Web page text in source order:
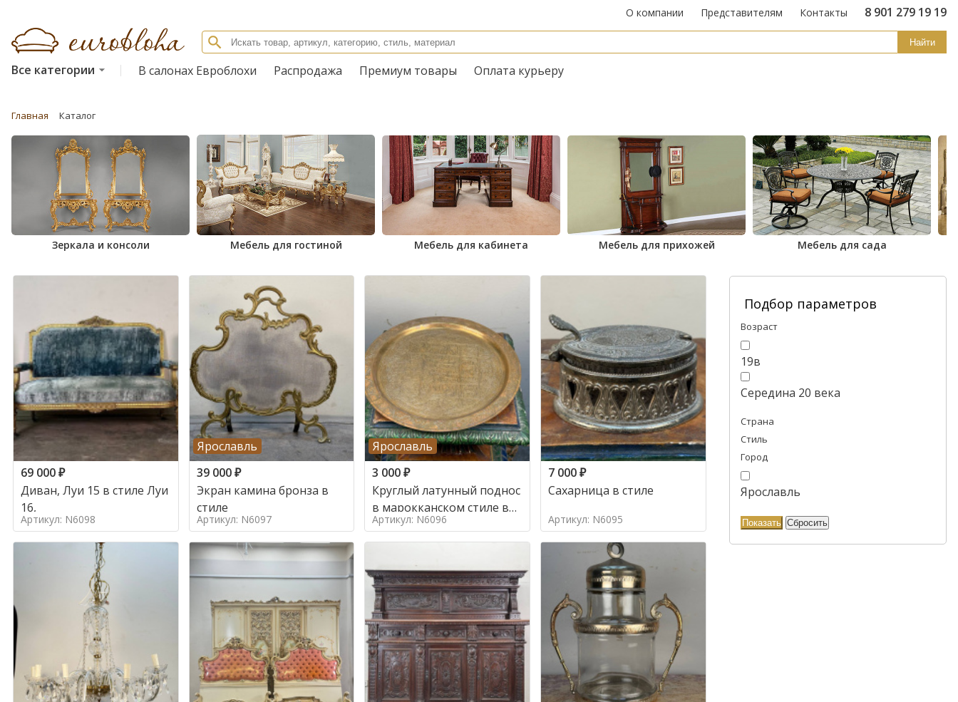
О компании Представителям Контакты 8 901 279 19 19
Найти
Все категории В салонах Евроблохи Распродажа Премиум товары Оплата курьеру
Главная Каталог
Зеркала и консоли Мебель для гостиной Мебель для кабинета Мебель для прихожей Мебель для сада
Подбор параметров
Возраст
19в
Середина 20 века
Страна
Стиль
Город
Ярославль
69 000₽
Диван, Луи 15 в стиле Луи
16,
Артикул: N6098
Ярославль
39 000₽
Экран камина бронза в
стиле
Артикул: N6097
Ярославль
3 000₽
Круглый латунный поднос
в марокканском стиле в
стиле
Артикул: N6096
7 000₽
Сахарница в стиле
Артикул: N6095